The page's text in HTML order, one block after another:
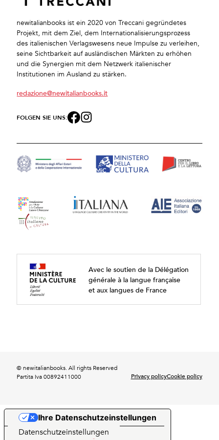
newitalianbooks ist ein 2020 von Treccani gegründetes
Projekt, mit dem Ziel, dem Internationalisierungsprozess
des italienischen Verlagswesens neue Impulse zu verleihen,
seine Sichtbarkeit auf ausländischen Märkten zu erhöhen
und die Synergien mit dem Netzwerk italienischer
Institutionen im Ausland zu stärken.
redazione@newitalianbooks.it
FOLGEN SIE UNS:
Avec le soutien de la Délégation
générale à la langue française
et aux langues de France
© newitalianbooks. All rights Reserved
Partita Iva 00892411000
Privacy policyCookie policy
Hinweis bei Erhebung
Ihre Datenschutzeinstellungen